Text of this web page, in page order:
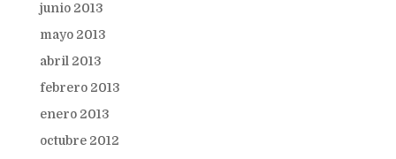
junio 2013
mayo 2013
abril 2013
febrero 2013
enero 2013
octubre 2012